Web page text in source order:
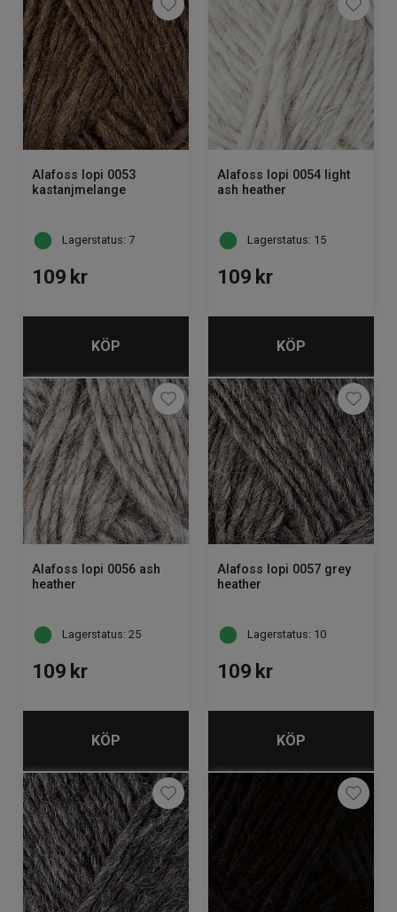
Alafoss lopi 0053
kastanjmelange
Lagerstatus: 7
109 kr
KÖP
Alafoss lopi 0054 light
ash heather
Lagerstatus: 15
109 kr
KÖP
Alafoss lopi 0056 ash
heather
Lagerstatus: 25
109 kr
KÖP
Alafoss lopi 0057 grey
heather
Lagerstatus: 10
109 kr
KÖP